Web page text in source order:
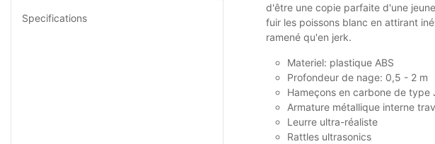
Specifications
d'être une copie parfaite d'une
fuir les poissons blanc en attirant
ramené qu'en jerk.
Materiel: plastique ABS
Profondeur de nage: 0,5 - 2 m
Hameçons en carbone de type
Armature métallique interne
Leurre ultra-réaliste
Rattles ultrasonics